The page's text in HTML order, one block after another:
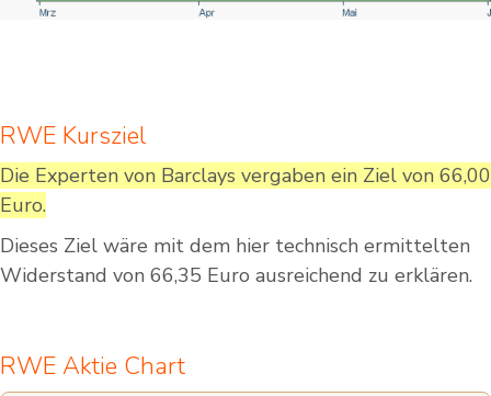
RWE Kursziel
Die Experten von Barclays vergaben ein Ziel von 66,00
Euro.
Dieses Ziel wäre mit dem hier technisch ermittelten
Widerstand von 66,35 Euro ausreichend zu erklären.
RWE Aktie Chart